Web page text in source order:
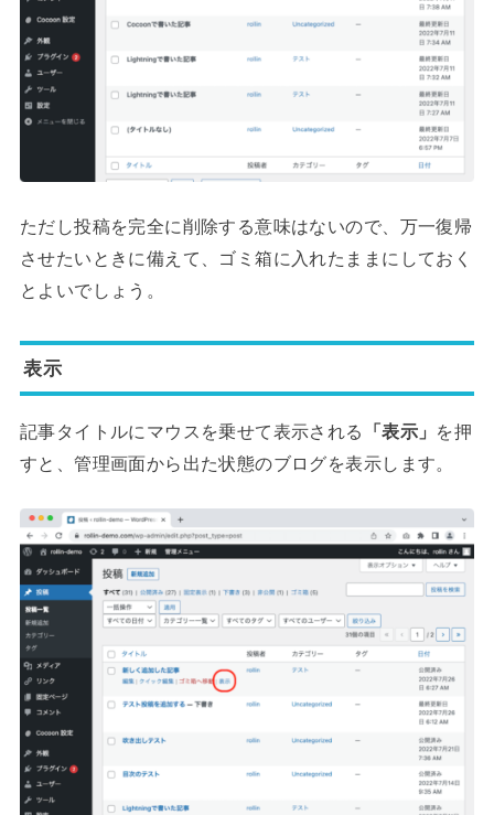
ただし投稿を完全に削除する意味はないので、万一復帰
させたいときに備えて、ゴミ箱に入れたままにしておく
とよいでしょう。
表示
記事タイトルにマウスを乗せて表示される 「表示」 を押
すと、管理画面から出た状態のブログを表示します。